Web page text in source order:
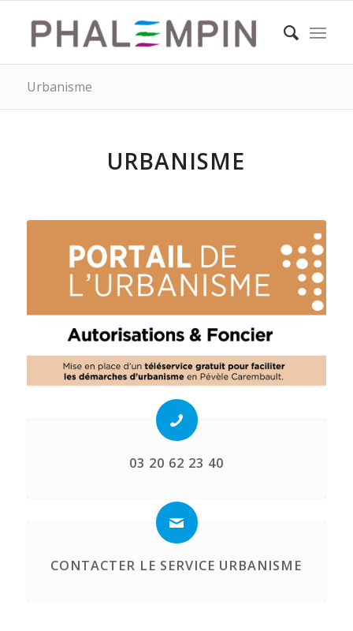
Urbanisme
URBANISME
03 20 62 23 40
CONTACTER LE SERVICE URBANISME